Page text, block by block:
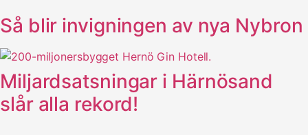
Så blir invigningen av nya Nybron
Miljardsatsningar i Härnösand
slår alla rekord!